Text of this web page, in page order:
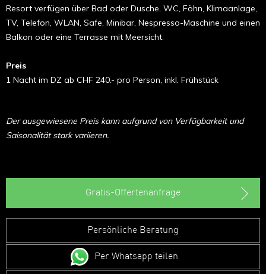
Resort verfügen über Bad oder Dusche, WC, Föhn, Klimaanlage,
TV, Telefon, WLAN, Safe, Minibar, Nespresso-Maschine und einen
Balkon oder eine Terrasse mit Meersicht.
Preis
1 Nacht im DZ ab CHF 240.- pro Person, inkl. Frühstück
Der ausgewiesene Preis kann aufgrund von Verfügbarkeit und
Saisonalität stark variieren.
Gratis-Offertenanfrage
Persönliche Beratung
Per Whatsapp teilen